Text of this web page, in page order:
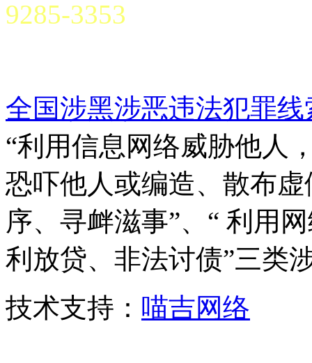
9285-3353
全国涉黑涉恶违法犯罪线
“利用信息网络威胁他人
恐吓他人或编造、散布
序、寻衅滋事”、“ 利用
利放贷、非法讨债”三类
技术支持： 喵吉网络